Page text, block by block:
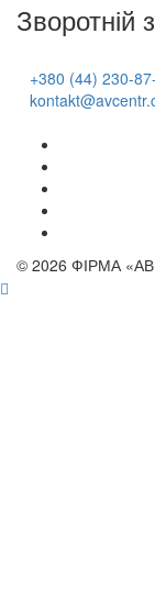
Зворотній
+380 (44) 230-
© 2026 ФІРМА